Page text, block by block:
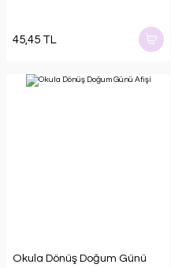
45,45 TL
Okula Dönüş Doğum Günü